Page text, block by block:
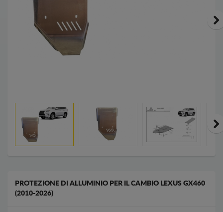
PROTEZIONE DI ALLUMINIO PER IL CAMBIO LEXUS GX460
(2010-2026)